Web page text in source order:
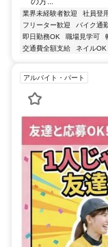
業界未経験者歓迎 社員登
フリーター歓迎
バイク通
即日勤務OK
職場見学可
交通費全額支給
ネイルOK
アルバイト・パート